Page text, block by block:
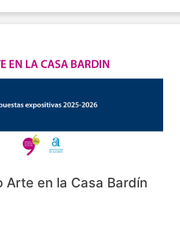
Arte en la Casa Bardín